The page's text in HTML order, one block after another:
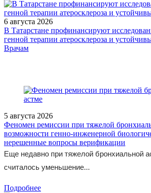
6 августа 2026
В Татарстане профинансируют
генной терапии атеросклероза и
/doctor/psychiatry/pervichnaya-diagnostika-
Врачам
5 августа 2026
Феномен ремиссии при тяжелой
возможности генно-инженерной
нерешенные вопросы верификации
Еще недавно при тяжелой бронхиальной
считалось уменьшение...
Подробнее